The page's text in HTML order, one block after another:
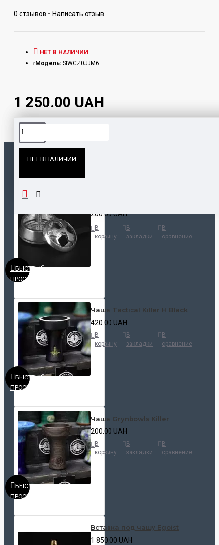
0 отзывов - Написать отзыв
1 250.00 UAH
НЕТ В НАЛИЧИИ
Модель: SIWCZ0JJM6
НЕТ В НАЛИЧИИ
ПОПУЛЯРНЫЕ ТОВАРЫ
БЫСТРЫЙ
ПРОСМОТР
200.00 UAH
В
корзину
В
закладки
В
сравнение
БЫСТРЫЙ
ПРОСМОТР
Чаша Tactical Killer H Black
420.00 UAH
В
корзину
В
закладки
В
сравнение
БЫСТРЫЙ
ПРОСМОТР
Чаша Grynbowls Killer
200.00 UAH
В
корзину
В
закладки
В
сравнение
Вставка под чашу Egoist
1 850.00 UAH